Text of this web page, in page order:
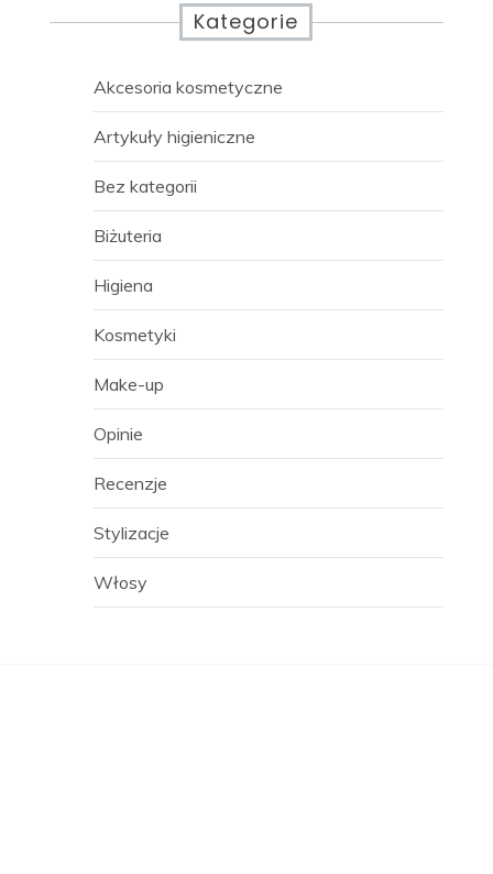
Kategorie
Akcesoria kosmetyczne
Artykuły higieniczne
Bez kategorii
Biżuteria
Higiena
Kosmetyki
Make-up
Opinie
Recenzje
Stylizacje
Włosy